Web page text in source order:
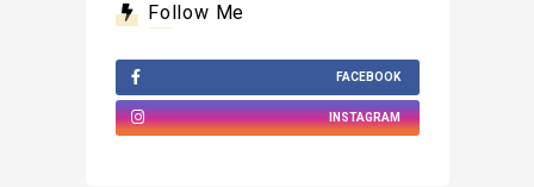
Follow Me
FACEBOOK
INSTAGRAM